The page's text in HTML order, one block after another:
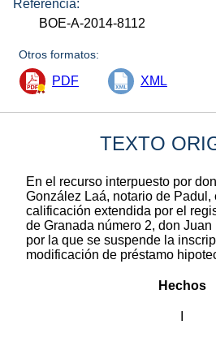
Referencia:
BOE-A-2014-8112
Otros formatos:
PDF XML
TEXTO
En el recurso interpuesto por
González Laá, notario de Padul,
calificación extendida por el
de Granada número 2, don
por la que se suspende la
modificación de préstamo
Hechos